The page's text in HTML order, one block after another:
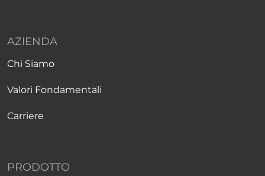
AZIENDA
Chi Siamo
Valori Fondamentali
Carriere
PRODOTTO